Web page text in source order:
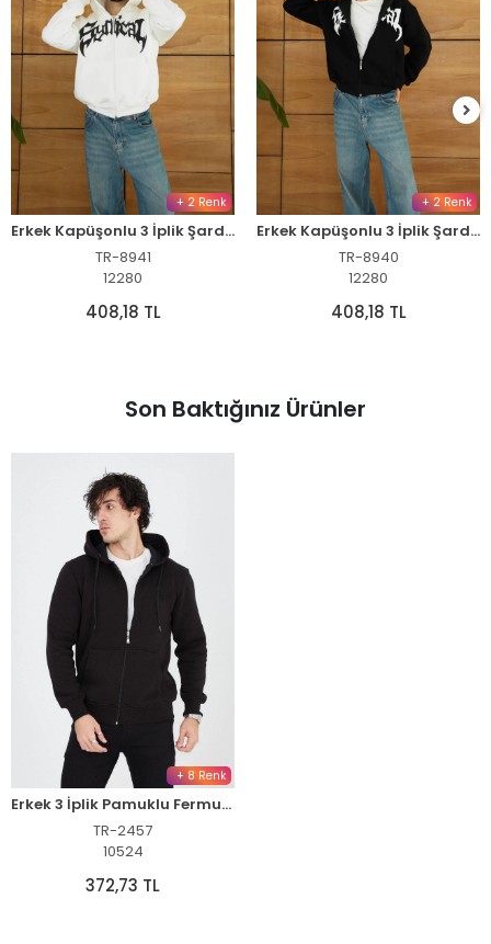
+ 2 Renk
Erkek Kapüşonlu 3 İplik Şardonlu Önü Baskılı Fermuarlı Oversize Sweatshirt - Beyaz
TR-8941
12280
408,18 TL
+ 2 Renk
Erkek Kapüşonlu 3 İplik Şardonlu Önü Baskılı Fermuarlı Oversize Sweatshirt - Siyah
TR-8940
12280
408,18 TL
Son Baktığınız Ürünler
+ 8 Renk
Erkek 3 İplik Pamuklu Fermuarlı Kapüşonlu Kanguru Cepli Hoodie Hırka Sweatshirt - Siyah
TR-2457
10524
372,73 TL